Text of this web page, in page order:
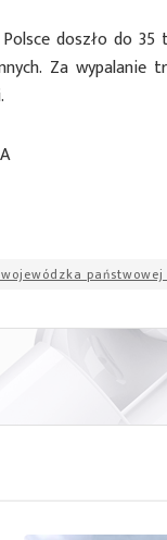
doszło do
Za